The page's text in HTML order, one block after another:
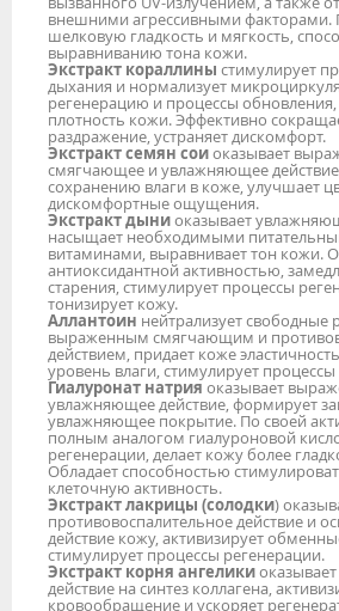
внешними агрессивными факторами.
шелковую гладкость и мягкость,
выравниванию тона кожи.
Экстракт кораллины стимулирует
дыхания и нормализует
регенерацию и процессы
плотность кожи. Эффективно
раздражение, устраняет дискомфорт.
Экстракт семян соиоказывает
смягчающее и увлажняющее
сохранению влаги в коже, улучшает
дискомфортные ощущения.
Экстракт дыниоказывает
насыщает необходимыми
витаминами, выравнивает тон кожи.
антиоксидантной активностью,
старения, стимулирует процессы
тонизирует кожу.
Аллантоин нейтрализует свободные
выраженным смягчающим и
действием, придает коже
уровень влаги, стимулирует
Гиалуронат натрияоказывает
увлажняющее действие, формирует
увлажняющее покрытие. По своей
полным аналогом гиалуроновой
регенерации, делает кожу более
Обладает способностью
клеточную активность.
Экстракт лакрицы (солодки)
противовоспалительное действие и
действие кожу, активизирует
стимулирует процессы регенерации.
Экстракт корня ангелики
действие на синтез коллагена,
кровообращение и ускоряет